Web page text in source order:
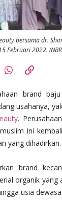
bersama dr.
Februari 2022.
brand
usahanya,
.
ini
yang dihadirkan.
brand
organik yang
usia dewasa.